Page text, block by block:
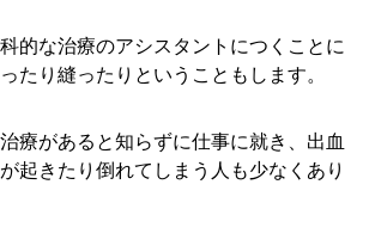
的な治療のアシスタントにつくことに
たり縫ったりということもします。
療があると知らずに仕事に就き、出血
起きたり倒れてしまう人も少なくあり